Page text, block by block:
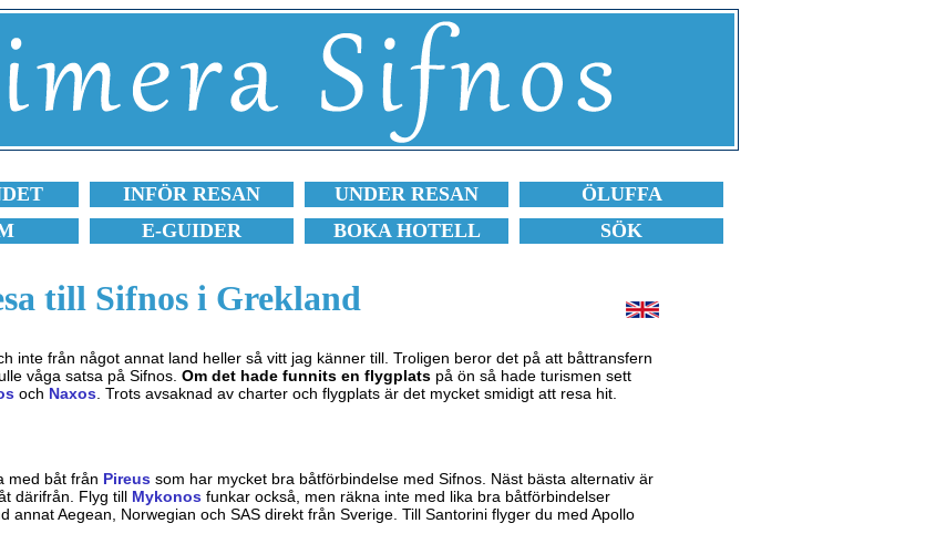
INFÖR RESAN UNDER RESAN
ÖLUFFA
E-GUIDER BOKA HOTELL SÖK
till Sifnos i Grekland
inte från något annat land heller så vitt jag känner till. Troligen beror det på att båttransfern
våga satsa på Sifnos. Om det hade funnits en flygplats på ön så hade turismen sett
och Naxos . Trots avsaknad av charter och flygplats är det mycket smidigt att resa hit.
med båt från Pireus som har mycket bra båtförbindelse med Sifnos. Näst bästa alternativ är
därifrån. Flyg till Mykonos funkar också, men räkna inte med lika bra båtförbindelser
annat Aegean, Norwegian och SAS direkt från Sverige. Till Santorini flyger du med Apollo